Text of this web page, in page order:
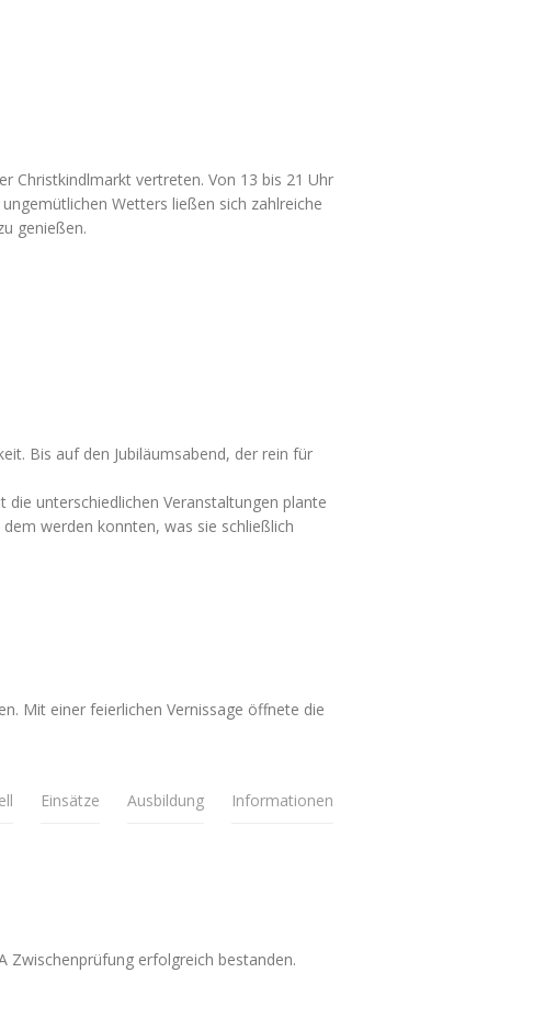
Einsätze Ausbildung Informationen
Christkindlmarkt vertreten. Von 13 bis 21 Uhr
Wetters ließen sich zahlreiche
genießen.
Bis auf den Jubiläumsabend, der rein für
unterschiedlichen Veranstaltungen plante
werden konnten, was sie schließlich
Mit einer feierlichen Vernissage öffnete die
Zwischenprüfung erfolgreich bestanden.